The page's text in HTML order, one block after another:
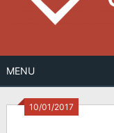
MENU
10/01/2017